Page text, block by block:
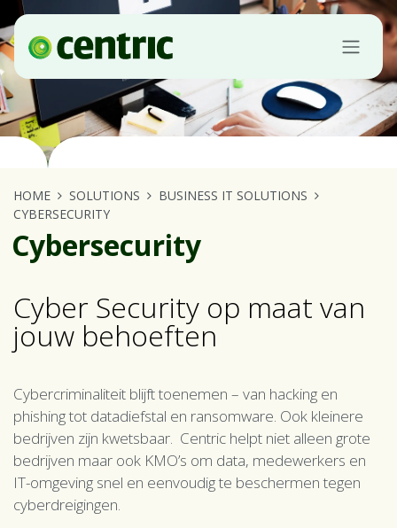
Se rendre au contenu
HOME SOLUTIONS
BUSINESS IT SOLUTIONS
CYBERSECURITY
Cybersecurity
Cyber Security op maat van
jouw behoeften
Cybercriminaliteit blijft toenemen – van hacking en
phishing tot datadiefstal en ransomware. Ook kleinere
bedrijven zijn kwetsbaar. Centric helpt niet alleen grote
bedrijven maar ook KMO’s om data, medewerkers en
IT-omgeving snel en eenvoudig te beschermen tegen
cyberdreigingen.